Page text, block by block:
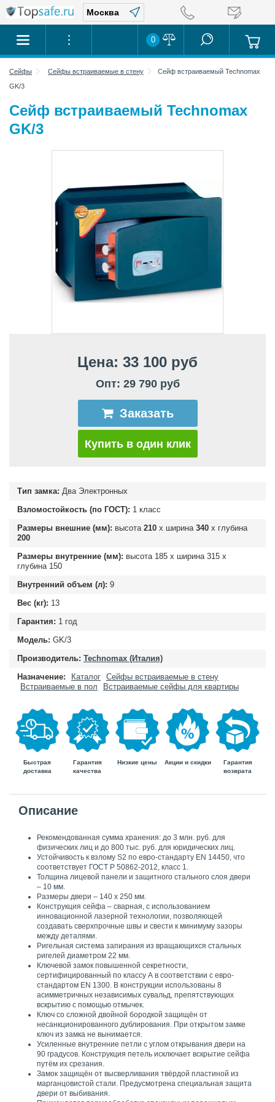
0
Сейфы Сейфы встраиваемые в стену
Сейф встраиваемый Technomax
GK/3
Сейф встраиваемый Technomax
GK/3
Цена: 33 100 руб
Опт: 29 790 руб
Заказать
Купить в один клик
Тип замка: Два Электронных
Взломостойкость (по ГОСТ): 1 класс
Размеры внешние (мм): высота 210 х ширина 340 х глубина
200
Размеры внутренние (мм): высота 185 х ширина 315 х
глубина 150
Внутренний объем (л): 9
Вес (кг): 13
Гарантия: 1 год
Модель: GK/3
Производитель: Technomax (Италия)
Назначение:
Каталог Сейфы встраиваемые в стену
Встраиваемые в пол
Встраиваемые сейфы для квартиры
Быстрая
доставка
Гарантия
качества
Низкие цены Акции и скидки
Гарантия
возврата
Описание
Рекомендованная сумма хранения: до 3 млн. руб. для
физических лиц и до 800 тыс. руб. для юридических лиц.
Устойчивость к взлому S2 по евро-стандарту EN 14450, что
соответствует ГОСТ Р 50862-2012, класс 1.
Толщина лицевой панели и защитного стального слоя двери
– 10 мм.
Размеры двери – 140 х 250 мм.
Конструкция сейфа – сварная, с использованием
инновационной лазерной технологии, позволяющей
создавать сверхпрочные швы и свести к минимуму зазоры
между деталями.
Ригельная система запирания из вращающихся стальных
ригелей диаметром 22 мм.
Ключевой замок повышенной секретности,
сертифицированный по классу А в соответствии с евро-
стандартом EN 1300. В конструкции использованы 8
асимметричных независимых сувальд, препятствующих
вскрытию с помощью отмычек.
Ключ со сложной двойной бородкой защищён от
несанкционированного дублирования. При открытом замке
ключ из замка не вынимается.
Усиленные внутренние петли с углом открывания двери на
90 градусов. Конструкция петель исключает вскрытие сейфа
путём их срезания.
Замок защищён от высверливания твёрдой пластиной из
марганцовистой стали. Предусмотрена специальная защита
двери от выбивания.